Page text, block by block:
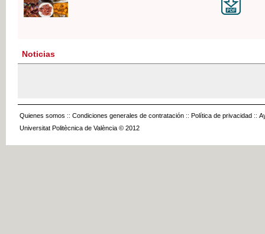
Noticias
Quienes somos :: Condiciones generales de contratación :: Política de privacidad ::
Universitat Politècnica de València © 2012